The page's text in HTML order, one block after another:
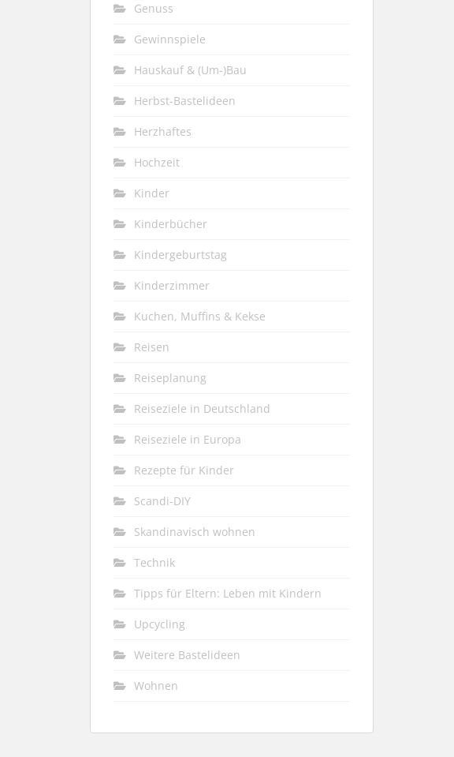
Genuss
Gewinnspiele
Hauskauf & (Um-)Bau
Herbst-Bastelideen
Herzhaftes
Hochzeit
Kinder
Kinderbücher
Kindergeburtstag
Kinderzimmer
Kuchen, Muffins & Kekse
Reisen
Reiseplanung
Reiseziele in Deutschland
Reiseziele in Europa
Rezepte für Kinder
Scandi-DIY
Skandinavisch wohnen
Technik
Tipps für Eltern: Leben mit Kindern
Upcycling
Weitere Bastelideen
Wohnen